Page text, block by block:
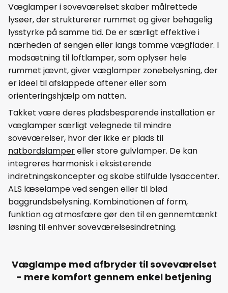
Væglamper i soveværelset skaber målrettede
lysøer, der strukturerer rummet og giver behagelig
lysstyrke på samme tid. De er særligt effektive i
nærheden af sengen eller langs tomme vægflader. I
modsætning til loftlamper, som oplyser hele
rummet jævnt, giver væglamper zonebelysning, der
er ideel til afslappede aftener eller som
orienteringshjælp om natten.
Takket være deres pladsbesparende installation er
væglamper særligt velegnede til mindre
soveværelser, hvor der ikke er plads til
natbordslampereller store gulvlamper. De kan
integreres harmonisk i eksisterende
indretningskoncepter og skabe stilfulde lysaccenter.
ALS læselampe ved sengen eller til blød
baggrundsbelysning. Kombinationen af form,
funktion og atmosfære gør den til en gennemtænkt
løsning til enhver soveværelsesindretning.
Væglampe med afbryder til soveværelset
- mere komfort gennem enkel betjening